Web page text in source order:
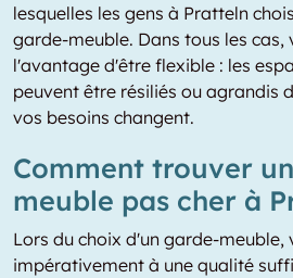
lesquelles les gens à Pratteln
garde-meuble. Dans tous les cas,
l'avantage d'être flexible : les
peuvent être résiliés ou agrandis
vos besoins changent.
Comment trouver
meuble pas cher à
Lors du choix d'un garde-meuble,
impérativement à une qualité